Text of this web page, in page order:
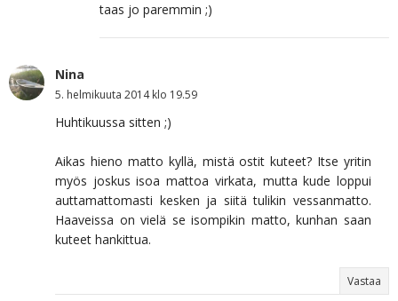
taas jo paremmin ;)
Nina
5. helmikuuta 2014 klo 19.59
Huhtikuussa sitten ;)
Aikas hieno matto kyllä, mistä ostit kuteet? Itse yritin
myös joskus isoa mattoa virkata, mutta kude loppui
auttamattomasti kesken ja siitä tulikin vessanmatto.
Haaveissa on vielä se isompikin matto, kunhan saan
kuteet hankittua.
Vastaa